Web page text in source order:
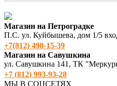
Магазин на Петроградке
П.С. ул. Куйбышева, дом 1/5
+7(812) 498‑15-39
Магазин на Савушкина
ул. Савушкина 141, ТК
+7 (812) 993-93-28
МЫ В СОЦСЕТЯХ